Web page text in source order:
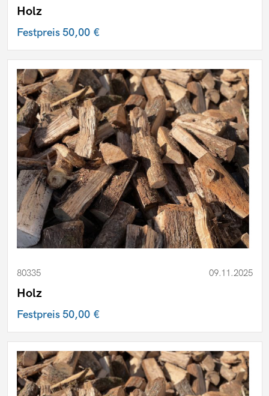
Holz
Festpreis50,00 €
80335 09.11.2025
Holz
Festpreis50,00 €